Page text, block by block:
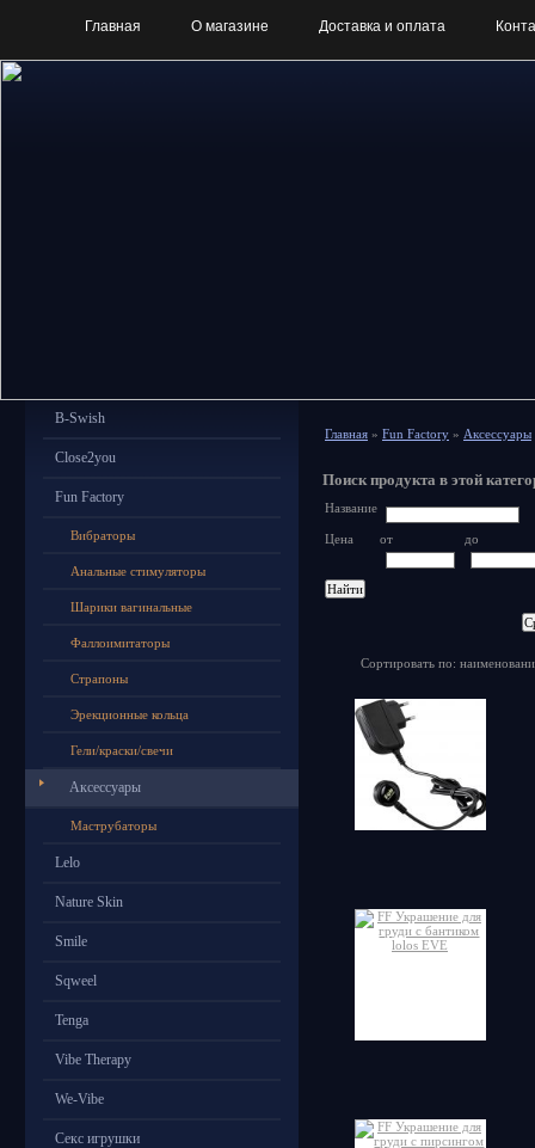
Главная О магазине Доставка и оплата
B-Swish
Close2you
Fun Factory
Вибраторы
Анальные стимуляторы
Шарики вагинальные
Фаллоимитаторы
Страпоны
Эрекционные кольца
Гели/краски/свечи
Аксессуары
Маструбаторы
Lelo
Nature Skin
Smile
Sqweel
Tenga
Vibe Therapy
We-Vibe
Секс игрушки
Главная » Fun Factory » Аксессуары
Поиск продукта в этой
Название
Цена от до
Сортировать по: